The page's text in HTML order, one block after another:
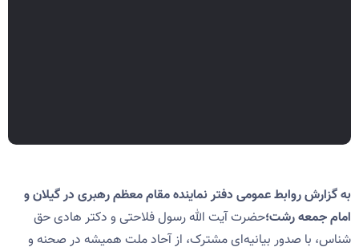
به گزارش روابط عمومی دفتر نماینده مقام معظم رهبری در گیلان و
امام جمعه رشت؛حضرت آیت الله رسول فلاحتی و دکتر هادی حق
شناس، با صدور بیانیه‌ای مشترک، از آحاد ملت همیشه در صحنه و